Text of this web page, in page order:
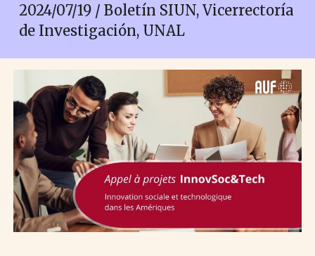
2024/07/19 / Boletín SIUN, Vicerrectoría
de Investigación, UNAL